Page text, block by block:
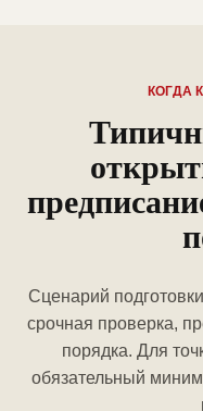
КОГДА
Сценарий
срочная проверка,
порядка. Для
обязательный